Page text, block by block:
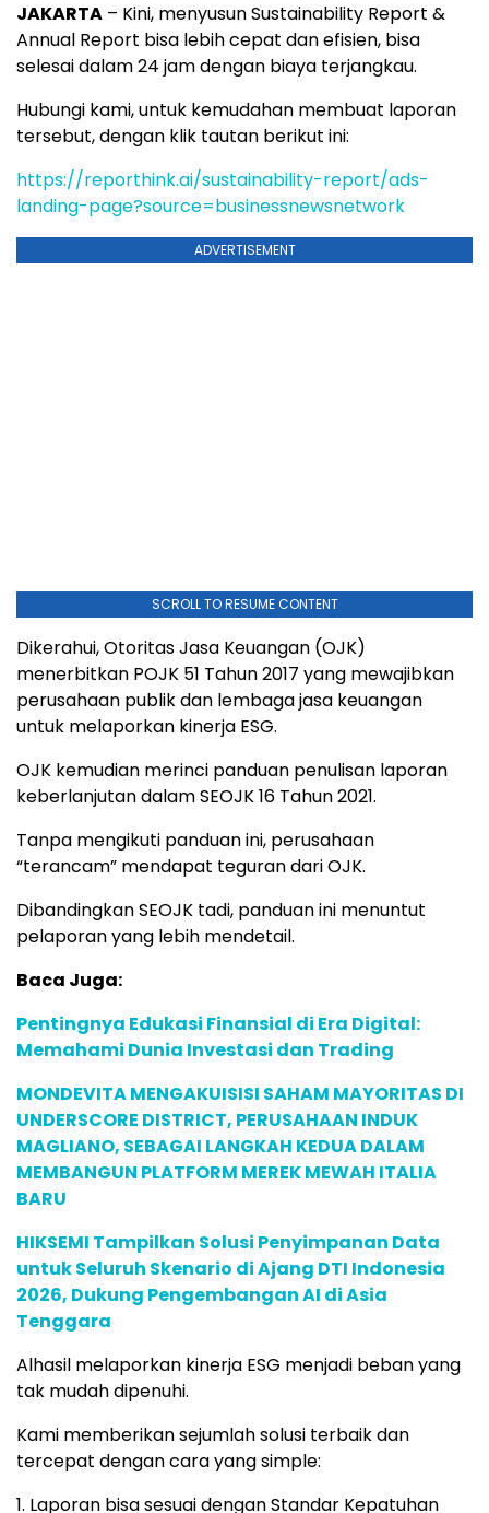
JAKARTA – Kini, menyusun Sustainability Report &
Annual Report bisa lebih cepat dan efisien, bisa
selesai dalam 24 jam dengan biaya terjangkau.
Hubungi kami, untuk kemudahan membuat laporan
tersebut, dengan klik tautan berikut ini:
https://reporthink.ai/sustainability-report/ads-
landing-page?source=businessnewsnetwork
ADVERTISEMENT
SCROLL TO RESUME CONTENT
Dikerahui, Otoritas Jasa Keuangan (OJK)
menerbitkan POJK 51 Tahun 2017 yang mewajibkan
perusahaan publik dan lembaga jasa keuangan
untuk melaporkan kinerja ESG.
OJK kemudian merinci panduan penulisan laporan
keberlanjutan dalam SEOJK 16 Tahun 2021.
Tanpa mengikuti panduan ini, perusahaan
“terancam” mendapat teguran dari OJK.
Dibandingkan SEOJK tadi, panduan ini menuntut
pelaporan yang lebih mendetail.
Baca Juga:
Pentingnya Edukasi Finansial di Era Digital:
Memahami Dunia Investasi dan Trading
MONDEVITA MENGAKUISISI SAHAM MAYORITAS DI
UNDERSCORE DISTRICT, PERUSAHAAN INDUK
MAGLIANO, SEBAGAI LANGKAH KEDUA DALAM
MEMBANGUN PLATFORM MEREK MEWAH ITALIA
BARU
HIKSEMI Tampilkan Solusi Penyimpanan Data
untuk Seluruh Skenario di Ajang DTI Indonesia
2026, Dukung Pengembangan AI di Asia
Tenggara
Alhasil melaporkan kinerja ESG menjadi beban yang
tak mudah dipenuhi.
Kami memberikan sejumlah solusi terbaik dan
tercepat dengan cara yang simple:
1. Laporan bisa sesuai dengan Standar Kepatuhan